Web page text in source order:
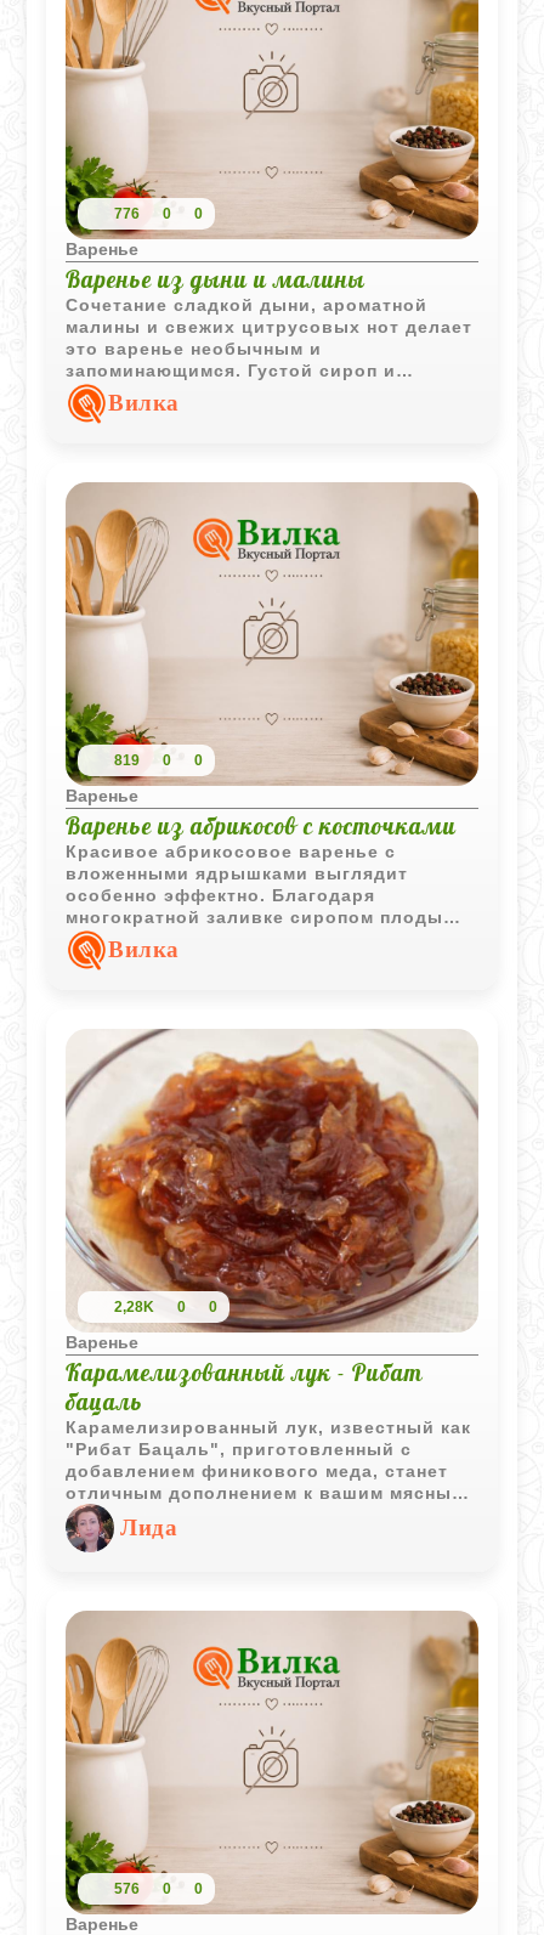
776 0 0
Варенье
Варенье из дыни и малины
Сочетание сладкой дыни, ароматной
малины и свежих цитрусовых нот делает
это варенье необычным и
запоминающимся. Густой сироп и
кусочки фруктов отлично подходят для
домашнего чаепития.
Вилка
819 0 0
Варенье
Варенье из абрикосов с косточками
Красивое абрикосовое варенье с
вложенными ядрышками выглядит
особенно эффектно. Благодаря
многократной заливке сиропом плоды
сохраняют форму и хорошо
пропитываются сладким сиропом.
Вилка
2,28K 0 0
Варенье
Карамелизованный лук - Рибат
бацаль
Карамелизированный лук, известный как
"Рибат Бацаль", приготовленный с
добавлением финикового меда, станет
отличным дополнением к вашим мясным
блюдам, придавая им неповторимый
вкус и аромат.
Лида
576 0 0
Варенье